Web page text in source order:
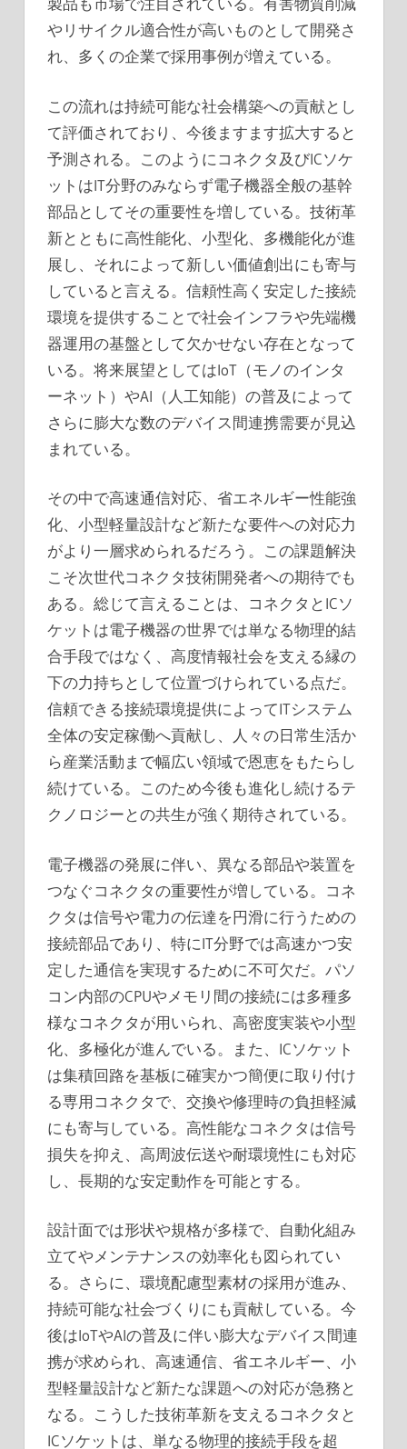
やリサイクル適合性が高いものとして開発さ
れ、多くの企業で採用事例が増えている。
この流れは持続可能な社会構築への貢献とし
て評価されており、今後ますます拡大すると
予測される。このようにコネクタ及びICソケ
ットはIT分野のみならず電子機器全般の基幹
部品としてその重要性を増している。技術革
新とともに高性能化、小型化、多機能化が進
展し、それによって新しい価値創出にも寄与
していると言える。信頼性高く安定した接続
環境を提供することで社会インフラや先端機
器運用の基盤として欠かせない存在となって
いる。将来展望としてはIoT（モノのインタ
ーネット）やAI（人工知能）の普及によって
さらに膨大な数のデバイス間連携需要が見込
まれている。
その中で高速通信対応、省エネルギー性能強
化、小型軽量設計など新たな要件への対応力
がより一層求められるだろう。この課題解決
こそ次世代コネクタ技術開発者への期待でも
ある。総じて言えることは、コネクタとICソ
ケットは電子機器の世界では単なる物理的結
合手段ではなく、高度情報社会を支える縁の
下の力持ちとして位置づけられている点だ。
信頼できる接続環境提供によってITシステム
全体の安定稼働へ貢献し、人々の日常生活か
ら産業活動まで幅広い領域で恩恵をもたらし
続けている。このため今後も進化し続けるテ
クノロジーとの共生が強く期待されている。
電子機器の発展に伴い、異なる部品や装置を
つなぐコネクタの重要性が増している。コネ
クタは信号や電力の伝達を円滑に行うための
接続部品であり、特にIT分野では高速かつ安
定した通信を実現するために不可欠だ。パソ
コン内部のCPUやメモリ間の接続には多種多
様なコネクタが用いられ、高密度実装や小型
化、多極化が進んでいる。また、ICソケット
は集積回路を基板に確実かつ簡便に取り付け
る専用コネクタで、交換や修理時の負担軽減
にも寄与している。高性能なコネクタは信号
損失を抑え、高周波伝送や耐環境性にも対応
し、長期的な安定動作を可能とする。
設計面では形状や規格が多様で、自動化組み
立てやメンテナンスの効率化も図られてい
る。さらに、環境配慮型素材の採用が進み、
持続可能な社会づくりにも貢献している。今
後はIoTやAIの普及に伴い膨大なデバイス間連
携が求められ、高速通信、省エネルギー、小
型軽量設計など新たな課題への対応が急務と
なる。こうした技術革新を支えるコネクタと
ICソケットは、単なる物理的接続手段を超